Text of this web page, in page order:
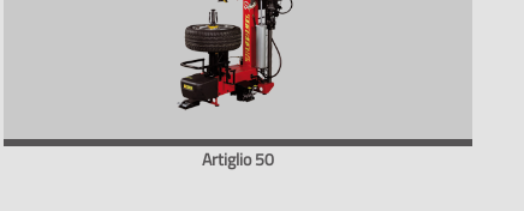
Artiglio 50